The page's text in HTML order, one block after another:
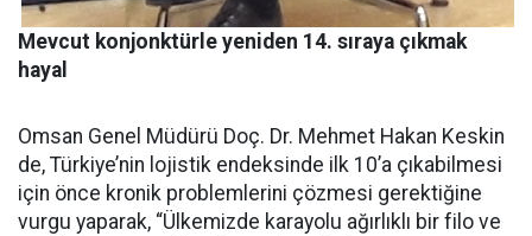
Mevcut konjonktürle yeniden 14. sıraya çıkmak
hayal
Omsan Genel Müdürü Doç. Dr. Mehmet Hakan Keskin
de, Türkiye’nin lojistik endeksinde ilk 10’a çıkabilmesi
için önce kronik problemlerini çözmesi gerektiğine
vurgu yaparak, “Ülkemizde karayolu ağırlıklı bir filo ve